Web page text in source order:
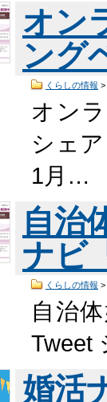
オン
ング
くらしの情報 >
オン
シェ
1月…
自治
ナビ
くらしの情報 >
自治
婚活